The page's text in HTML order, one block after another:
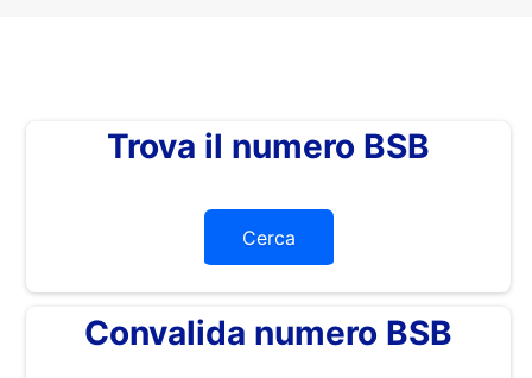
Trova il numero BSB
Cerca
Convalida numero BSB